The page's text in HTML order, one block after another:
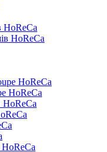
HoReCa
HoReCa
HoReCa